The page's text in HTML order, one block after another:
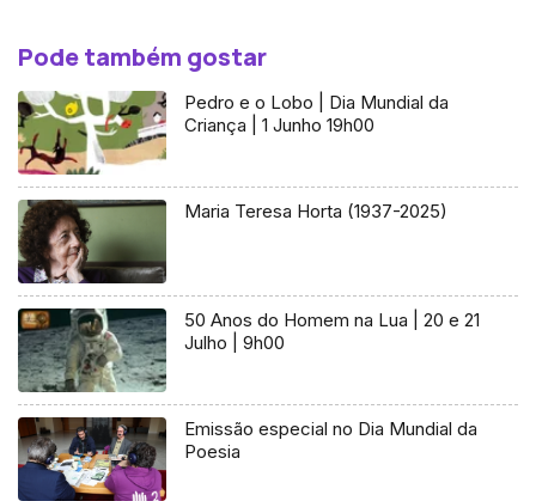
Pode também gostar
Pedro e o Lobo | Dia Mundial da
Criança | 1 Junho 19h00
Maria Teresa Horta (1937-2025)
50 Anos do Homem na Lua | 20 e 21
Julho | 9h00
Emissão especial no Dia Mundial da
Poesia